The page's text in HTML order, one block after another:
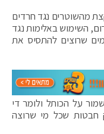
מהשוטרים נגד חרדים
השימוש באלימות נגד
שרוצים להתסיס את
על הכותל ולומר די
חבטות שכל מי שרוצה